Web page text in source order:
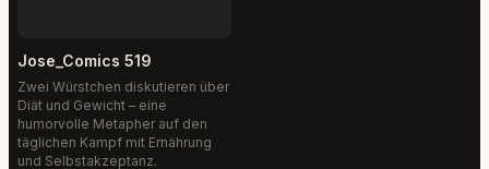
Jose_Comics 519
Zwei Würstchen diskutieren über
Diät und Gewicht – eine
humorvolle Metapher auf den
täglichen Kampf mit Ernährung
und Selbstakzeptanz.